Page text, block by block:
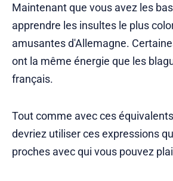
Maintenant que vous avez les
apprendre les insultes le plus
amusantes d'Allemagne.
ont la même énergie que les
français.
Tout comme avec ces
devriez utiliser ces expressions
proches avec qui vous pouvez